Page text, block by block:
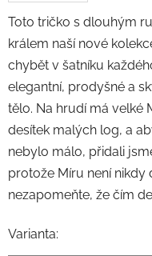
Toto tričko s dlouhým
králem naší nové
chybět v šatníku
elegantní, prodyšné a
tělo. Na hrudí má velké
desítek malých log, a
nebylo málo, přidali
protože Míru není nikdy
nezapomeňte, že čím
Varianta: